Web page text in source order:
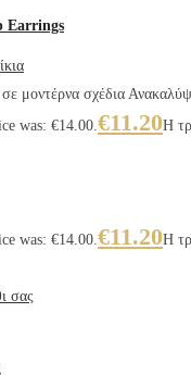
Earrings
μοντέρνα σχέδια
was: €14.00. €11.20Η
was: €14.00. €11.20Η
σας